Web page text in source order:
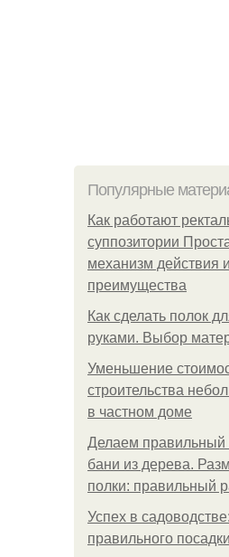
Популярные
Как работают
суппозитории
механизм действия и
преимущества
Как сделать полок
руками. Выбор
Уменьшение
строительства
в частном доме
Делаем правильный
бани из дерева.
полки: правильный
Успех в
правильного